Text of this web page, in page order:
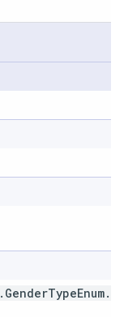
. GenderTypeEnum.